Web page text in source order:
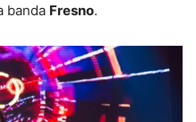
banda Fresno.